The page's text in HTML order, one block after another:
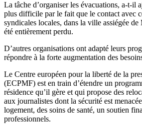
La tâche d’organiser les évacuations, a-t-il
plus difficile par le fait que le contact avec
syndicales locales, dans la ville assiégée
été entièrement perdu.
D’autres organisations ont adapté leurs
répondre à la forte augmentation des
Le Centre européen pour la liberté de la
(ECPMF) est en train d’étendre un
résidence qu’il gère et qui propose des
aux journalistes dont la sécurité est
logement, des soins de santé, un soutien
professionnels.